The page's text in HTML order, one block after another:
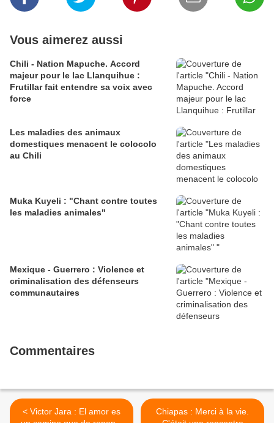
Vous aimerez aussi
Chili - Nation Mapuche. Accord
majeur pour le lac Llanquihue :
Frutillar fait entendre sa voix avec
force
Les maladies des animaux
domestiques menacent le colocolo
au Chili
Muka Kuyeli : "Chant contre toutes
les maladies animales"
Mexique - Guerrero : Violence et
criminalisation des défenseurs
communautaires
Commentaires
< Victor Jara : El amor es
Chiapas : Merci à la vie.